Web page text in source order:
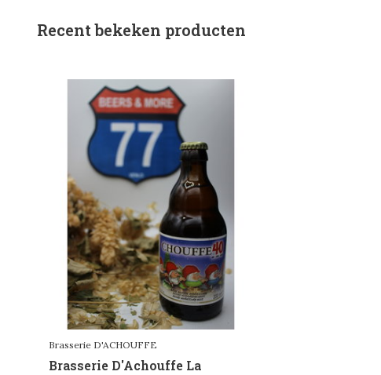
Recent bekeken producten
Brasserie D'ACHOUFFE
Brasserie D'Achouffe La